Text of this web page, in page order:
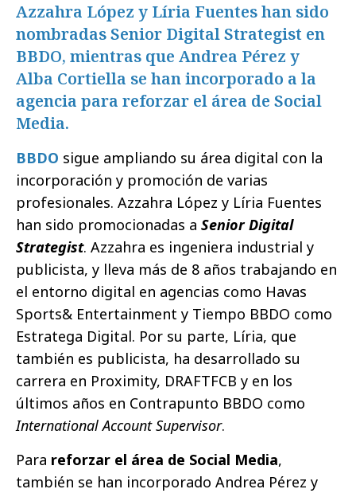
Azzahra López y Líria Fuentes han sido
nombradas Senior Digital Strategist en
BBDO, mientras que Andrea Pérez y
Alba Cortiella se han incorporado a la
agencia para reforzar el área de Social
Media.
BBDO sigue ampliando su área digital con la
incorporación y promoción de varias
profesionales. Azzahra López y Líria Fuentes
han sido promocionadas a Senior Digital
Strategist. Azzahra es ingeniera industrial y
publicista, y lleva más de 8 años trabajando en
el entorno digital en agencias como Havas
Sports& Entertainment y Tiempo BBDO como
Estratega Digital. Por su parte, Líria, que
también es publicista, ha desarrollado su
carrera en Proximity, DRAFTFCB y en los
últimos años en Contrapunto BBDO como
International Account Supervisor.
Para reforzar el área de Social Media,
también se han incorporado Andrea Pérez y